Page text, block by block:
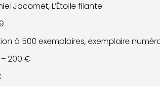
Jacomet, L’Étoile filante
à 500 exemplaires, exemplaire
– 200 €